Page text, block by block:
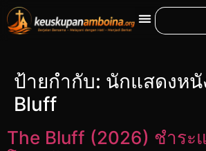
ป้ายกำกับ: นักแสดงหนั
Bluff
The Bluff (2026) ชำระ